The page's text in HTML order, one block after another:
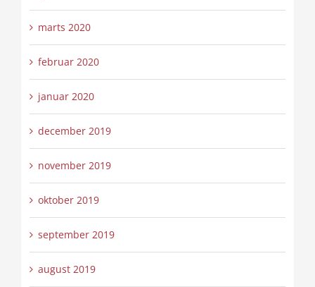
marts 2020
februar 2020
januar 2020
december 2019
november 2019
oktober 2019
september 2019
august 2019